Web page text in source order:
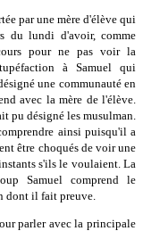
par une mère d'élève qui
du lundi d'avoir, comme
pour ne pas voir la
à Samuel qui
une communauté en
avec la mère de l'élève.
pu désigné les musulman.
ainsi puisqu'il a
être choqués de voir une
s'ils le voulaient. La
Samuel comprend le
dont il fait preuve.
parler avec la principale